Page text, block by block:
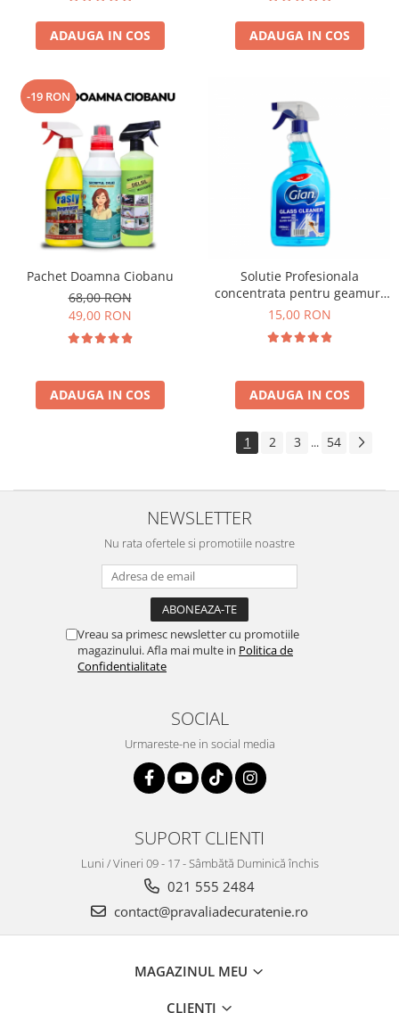
ADAUGA IN COS ADAUGA IN COS
-19 RON
Pachet Doamna Ciobanu
68,00 RON
49,00 RON
ADAUGA IN COS
Solutie Profesionala
concentrata pentru geamuri
Gian 1000 ml
15,00 RON
ADAUGA IN COS
1 2 3 ... 54
NEWSLETTER
Nu rata ofertele si promotiile noastre
Vreau sa primesc newsletter cu promotiile
magazinului. Afla mai multe in Politica de
Confidentialitate
SOCIAL
Urmareste-ne in social media
SUPORT CLIENTI
Luni / Vineri 09 - 17 - Sâmbătă Duminică închis
021 555 2484
contact@pravaliadecuratenie.ro
MAGAZINUL MEU
CLIENTI